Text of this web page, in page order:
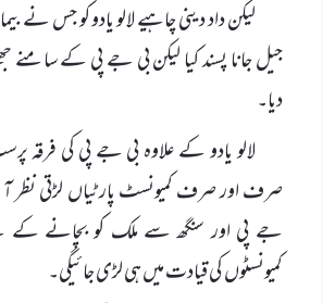
لیکن داد دینی چاہیے لالو یادو کو جس نے
جیل جانا پسند کیا لیکن بی جے پی کے سامنے
دیا۔
لالو یادو کے علاوہ بی جے پی کی
صرف اور صرف کمیونسٹ پارٹیاں لڑتی نظر آ
جے پی اور سنگھ سے ملک کو بچانے کے
کمیونسٹوں کی قیادت میں ہی لڑی جائیگی۔